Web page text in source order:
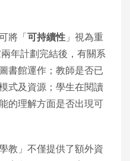
將「 可持續性 」視為重
年計劃完結後，有關系
書館運作；教師是否已
式及資源；學生在閱讀
的理解方面是否出現可
教」不僅提供了額外資